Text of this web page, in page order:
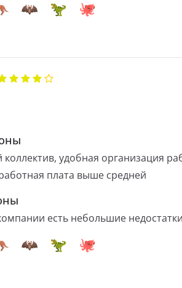
удобная организация
плата выше средней
есть небольшие недостатки